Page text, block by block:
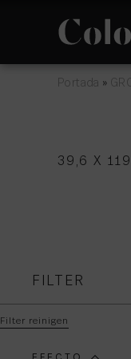
Portada »
39,6 X
FILTER
Filter reinigen